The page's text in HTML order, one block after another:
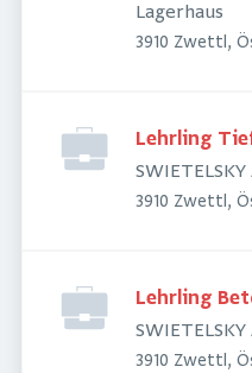
Lagerhaus
3910 Zwettl,
Lehrling
SWIETELSKY
3910 Zwettl,
Lehrling
SWIETELSKY
3910 Zwettl,